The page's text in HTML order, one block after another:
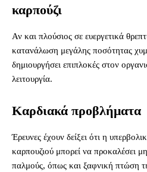
καρπούζι
Αν και πλούσιος σε ευεργετικά
κατανάλωση μεγάλης ποσότητας
δημιουργήσει επιπλοκές στον
λειτουργία.
Καρδιακά προβλήματα
Έρευνες έχουν δείξει ότι η
καρπουζιού μπορεί να προκαλέσει
παλμούς, όπως και ξαφνική πτώση